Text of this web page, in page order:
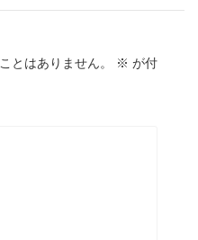
とはありません。 ※ が付